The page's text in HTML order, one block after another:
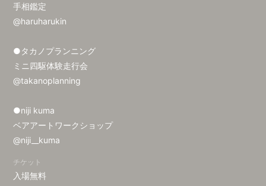
手相鑑定
@haruharukin
●タカノプランニング
ミニ四駆体験走行会
@takanoplanning
●niji kuma
ベアアートワークショップ
@niji__kuma
チケット
入場無料